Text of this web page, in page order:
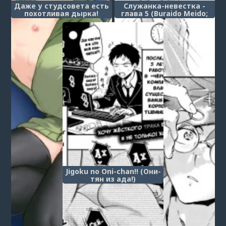
Даже у студсовета есть
похотливая дырка!
(Seitokai ni wa Iyarashii
Ana ga aru!)
Служанка-невестка -
глава 5 (Buraido Meido;
Bridemaids)
Jigoku no Oni-chan!! (Они-
тян из ада!)
3 4 5 6 7 8 9